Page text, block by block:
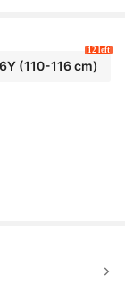
6Y(110-116 cm)
12 left